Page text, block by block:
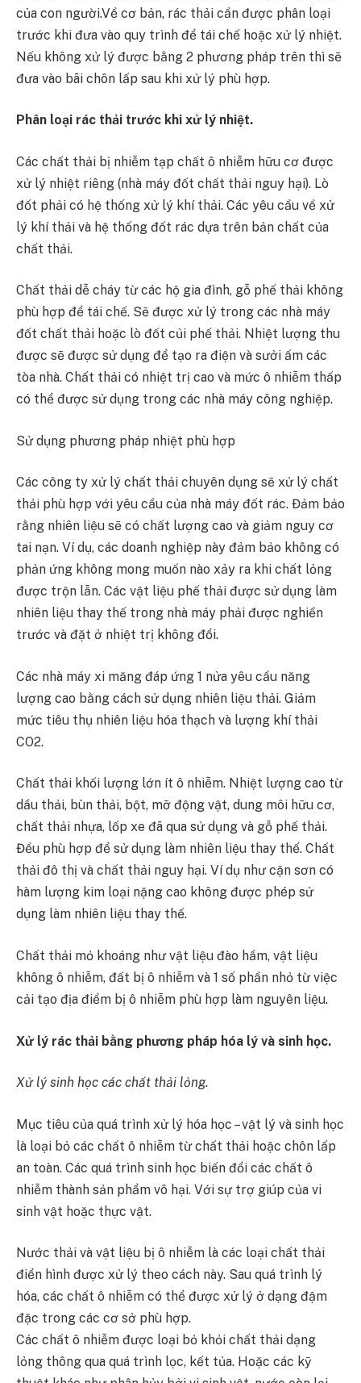
của con người.Về cơ bản, rác thải cần được phân loại
trước khi đưa vào quy trình để tái chế hoặc xử lý nhiệt.
Nếu không xử lý được bằng 2 phương pháp trên thì sẽ
đưa vào bãi chôn lấp sau khi xử lý phù hợp.
Phân loại rác thải trước khi xử lý nhiệt.
Các chất thải bị nhiễm tạp chất ô nhiễm hữu cơ được
xử lý nhiệt riêng (nhà máy đốt chất thải nguy hại). Lò
đốt phải có hệ thống xử lý khí thải. Các yêu cầu về xử
lý khí thải và hệ thống đốt rác dựa trên bản chất của
chất thải.
Chất thải dễ cháy từ các hộ gia đình, gỗ phế thải không
phù hợp để tái chế. Sẽ được xử lý trong các nhà máy
đốt chất thải hoặc lò đốt củi phế thải. Nhiệt lượng thu
được sẽ được sử dụng để tạo ra điện và sưởi ấm các
tòa nhà. Chất thải có nhiệt trị cao và mức ô nhiễm thấp
có thể được sử dụng trong các nhà máy công nghiệp.
Sử dụng phương pháp nhiệt phù hợp
Các công ty xử lý chất thải chuyên dụng sẽ xử lý chất
thải phù hợp với yêu cầu của nhà máy đốt rác. Đảm bảo
rằng nhiên liệu sẽ có chất lượng cao và giảm nguy cơ
tai nạn. Ví dụ, các doanh nghiệp này đảm bảo không có
phản ứng không mong muốn nào xảy ra khi chất lỏng
được trộn lẫn. Các vật liệu phế thải được sử dụng làm
nhiên liệu thay thế trong nhà máy phải được nghiền
trước và đặt ở nhiệt trị không đổi.
Các nhà máy xi măng đáp ứng 1 nửa yêu cầu năng
lượng cao bằng cách sử dụng nhiên liệu thải. Giảm
mức tiêu thụ nhiên liệu hóa thạch và lượng khí thải
CO2.
Chất thải khối lượng lớn ít ô nhiễm. Nhiệt lượng cao từ
dầu thải, bùn thải, bột, mỡ động vật, dung môi hữu cơ,
chất thải nhựa, lốp xe đã qua sử dụng và gỗ phế thải.
Đều phù hợp để sử dụng làm nhiên liệu thay thế. Chất
thải đô thị và chất thải nguy hại. Ví dụ như cặn sơn có
hàm lượng kim loại nặng cao không được phép sử
dụng làm nhiên liệu thay thế.
Chất thải mỏ khoáng như vật liệu đào hầm, vật liệu
không ô nhiễm, đất bị ô nhiễm và 1 số phần nhỏ từ việc
cải tạo địa điểm bị ô nhiễm phù hợp làm nguyên liệu.
Xử lý rác thải bằng phương pháp hóa lý và sinh học.
Xử lý sinh học các chất thải lỏng.
Mục tiêu của quá trình xử lý hóa học – vật lý và sinh học
là loại bỏ các chất ô nhiễm từ chất thải hoặc chôn lấp
an toàn. Các quá trình sinh học biến đổi các chất ô
nhiễm thành sản phẩm vô hại. Với sự trợ giúp của vi
sinh vật hoặc thực vật.
Nước thải và vật liệu bị ô nhiễm là các loại chất thải
điển hình được xử lý theo cách này. Sau quá trình lý
hóa, các chất ô nhiễm có thể được xử lý ở dạng đậm
đặc trong các cơ sở phù hợp.
Các chất ô nhiễm được loại bỏ khỏi chất thải dạng
lỏng thông qua quá trình lọc, kết tủa. Hoặc các kỹ